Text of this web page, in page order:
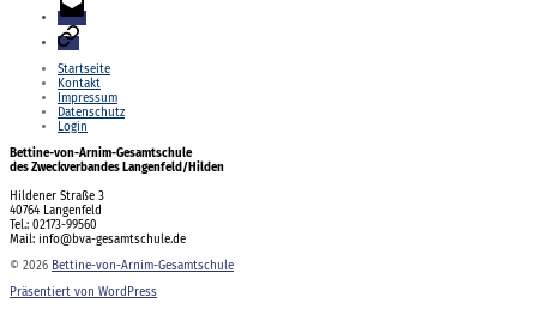
Mail
Login
Startseite
Kontakt
Impressum
Datenschutz
Login
Bettine-von-Arnim-Gesamtschule
des Zweckverbandes Langenfeld/Hilden
Hildener Straße 3
40764 Langenfeld
Tel.: 02173-99560
Mail: info@bva-gesamtschule.de
© 2026 Bettine-von-Arnim-Gesamtschule
Präsentiert von WordPress